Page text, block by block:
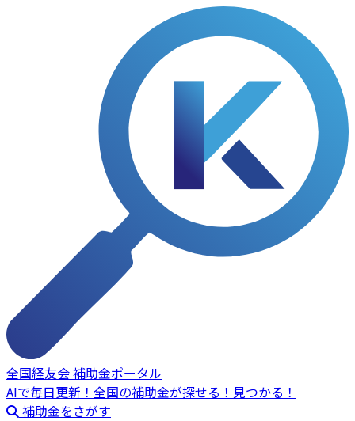
全国経友会 補助金ポータル
AIで毎日更新！全国の補助金が探せる！見つかる！
補助金をさがす